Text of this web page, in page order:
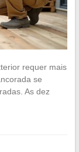
requer mais
se
As dez